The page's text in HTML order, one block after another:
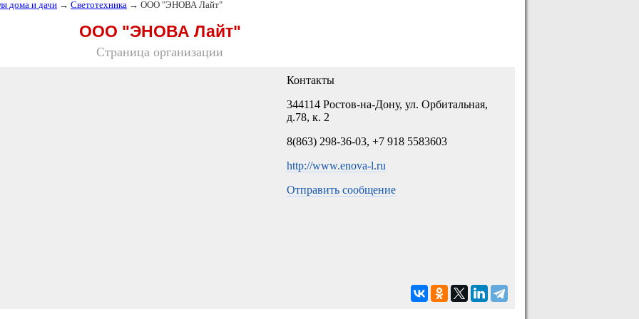
дома и дачи → Светотехника → ООО "ЭНОВА Лайт"
ООО "ЭНОВА Лайт"
Страница организации
Контакты
344114 Ростов-на-Дону, ул. Орбитальная,
д.78, к. 2
8(863) 298-36-03, +7 918 5583603
http://www.enova-l.ru
Отправить сообщение